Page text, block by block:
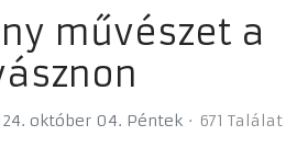
művészet a
október 04. Péntek 671 Találat